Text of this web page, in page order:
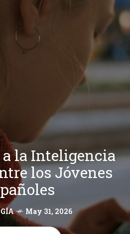
a la Inteligencia
los Jóvenes
May 31, 2026